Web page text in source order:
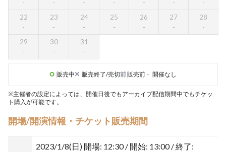
22 23 24 25 26 27 28
29 30 31
販売中 販売終了/売切前販売前 - 開催なし
※主催者の設定によっては、開催日後でもアーカイブ配信期間中でもチケッ
ト購入が可能です。
開場/開演情報・チケット販売期間
2023/1/8(日) 開場: 12:30 / 開始: 13:00 / 終了: